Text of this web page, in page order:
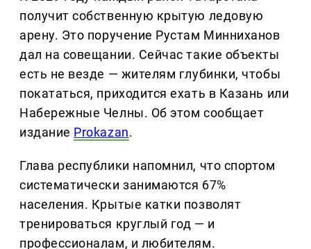
получит собственную крытую ледовую
арену. Это поручение Рустам Минниханов
дал на совещании. Сейчас такие объекты
есть не везде — жителям глубинки, чтобы
покататься, приходится ехать в Казань или
Набережные Челны. Об этом сообщает
издание Prokazan.
Глава республики напомнил, что спортом
систематически занимаются 67%
населения. Крытые катки позволят
тренироваться круглый год — и
профессионалам, и любителям.